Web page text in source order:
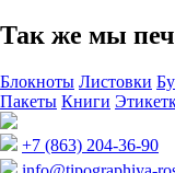
Так же мы
Блокноты Листовки
Пакеты Книги
+7 (863) 204-36-90